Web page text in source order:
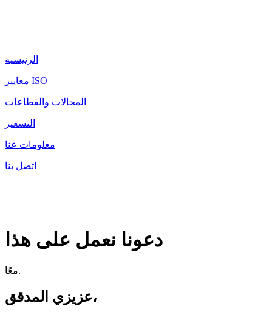
الرئيسية
معايير ISO
المجالات والقطاعات
التسعير
معلومات عنا
اتصل بنا
دعونا نعمل على هذا
معًا.
عزيزي المدقق،